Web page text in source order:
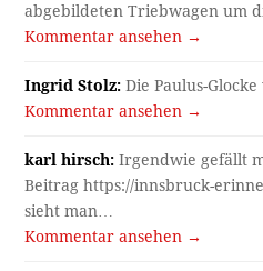
abgebildeten Triebwagen um
Kommentar ansehen →
Ingrid Stolz: Die Paulus-
Kommentar ansehen →
karl hirsch: Irgendwie gefällt
Beitrag https://innsbruck-
sieht man…
Kommentar ansehen →